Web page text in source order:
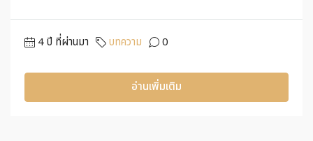
4 ปี ที่ผ่านมา บทความ 0
อ่านเพิ่มเติม